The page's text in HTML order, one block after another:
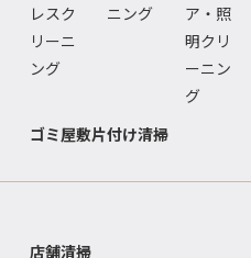
レスク
リーニ
ング
ニング
ア・照
明クリ
ーニン
グ
ゴミ屋敷片付け清掃
店舗清掃